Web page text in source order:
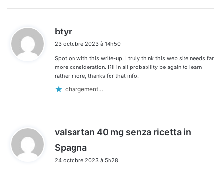
btyr
t
:
23 octobre 2023 à 14h50
Spot on with this write-up, I truly think this web site needs far
more consideration. I?ll in all probability be again to learn
rather more, thanks for that info.
chargement…
valsartan 40 mg senza ricetta in
Spagna
t
24 octobre 2023 à 5h28